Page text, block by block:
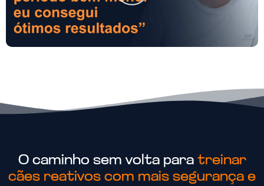
O caminho sem volta para treinar
cães reativos com mais segurança e